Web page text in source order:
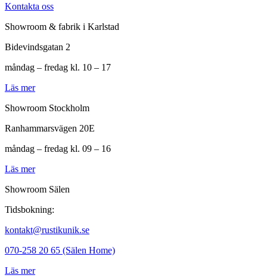
Kontakta oss
Showroom & fabrik i Karlstad
Bidevindsgatan 2
måndag – fredag kl. 10 – 17
Läs mer
Showroom Stockholm
Ranhammarsvägen 20E
måndag – fredag kl. 09 – 16
Läs mer
Showroom Sälen
Tidsbokning:
kontakt@rustikunik.se
070-258 20 65 (Sälen Home)
Läs mer